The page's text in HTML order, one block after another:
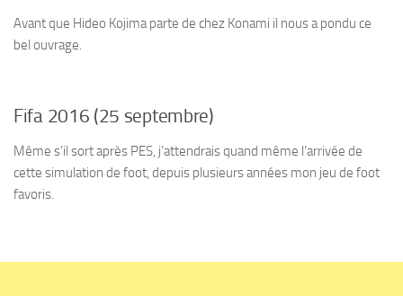
Avant que Hideo Kojima parte de chez Konami il nous a pondu ce
bel ouvrage.
Fifa 2016 (25 septembre)
Même s’il sort après PES, j’attendrais quand même l’arrivée de
cette simulation de foot, depuis plusieurs années mon jeu de foot
favoris.